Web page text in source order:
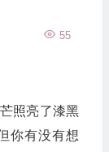
55
照亮了漆黑
你有没有想